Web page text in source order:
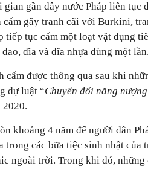
gian gần đây nước Pháp liên tục
cấm gây tranh cãi với Burkini,
tiếp tục cấm một loạt vật dụng
dao, dĩa và đĩa nhựa dùng một lần.
cấm được thông qua sau khi
dự luật “Chuyển đổi năng
2020.
khoảng 4 năm để người dân
trong các bữa tiệc sinh nhật của
ngoài trời. Trong khi đó,